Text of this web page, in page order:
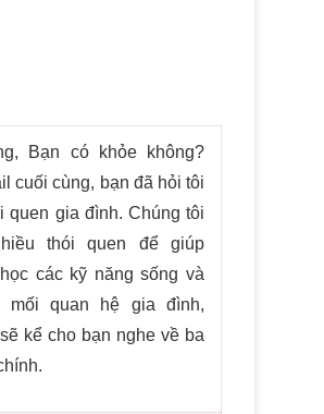
Bạn có khỏe không?
cuối cùng, bạn đã hỏi tôi
quen gia đình. Chúng tôi
thói quen để giúp
các kỹ năng sống và
mối quan hệ gia đình,
kể cho bạn nghe về ba